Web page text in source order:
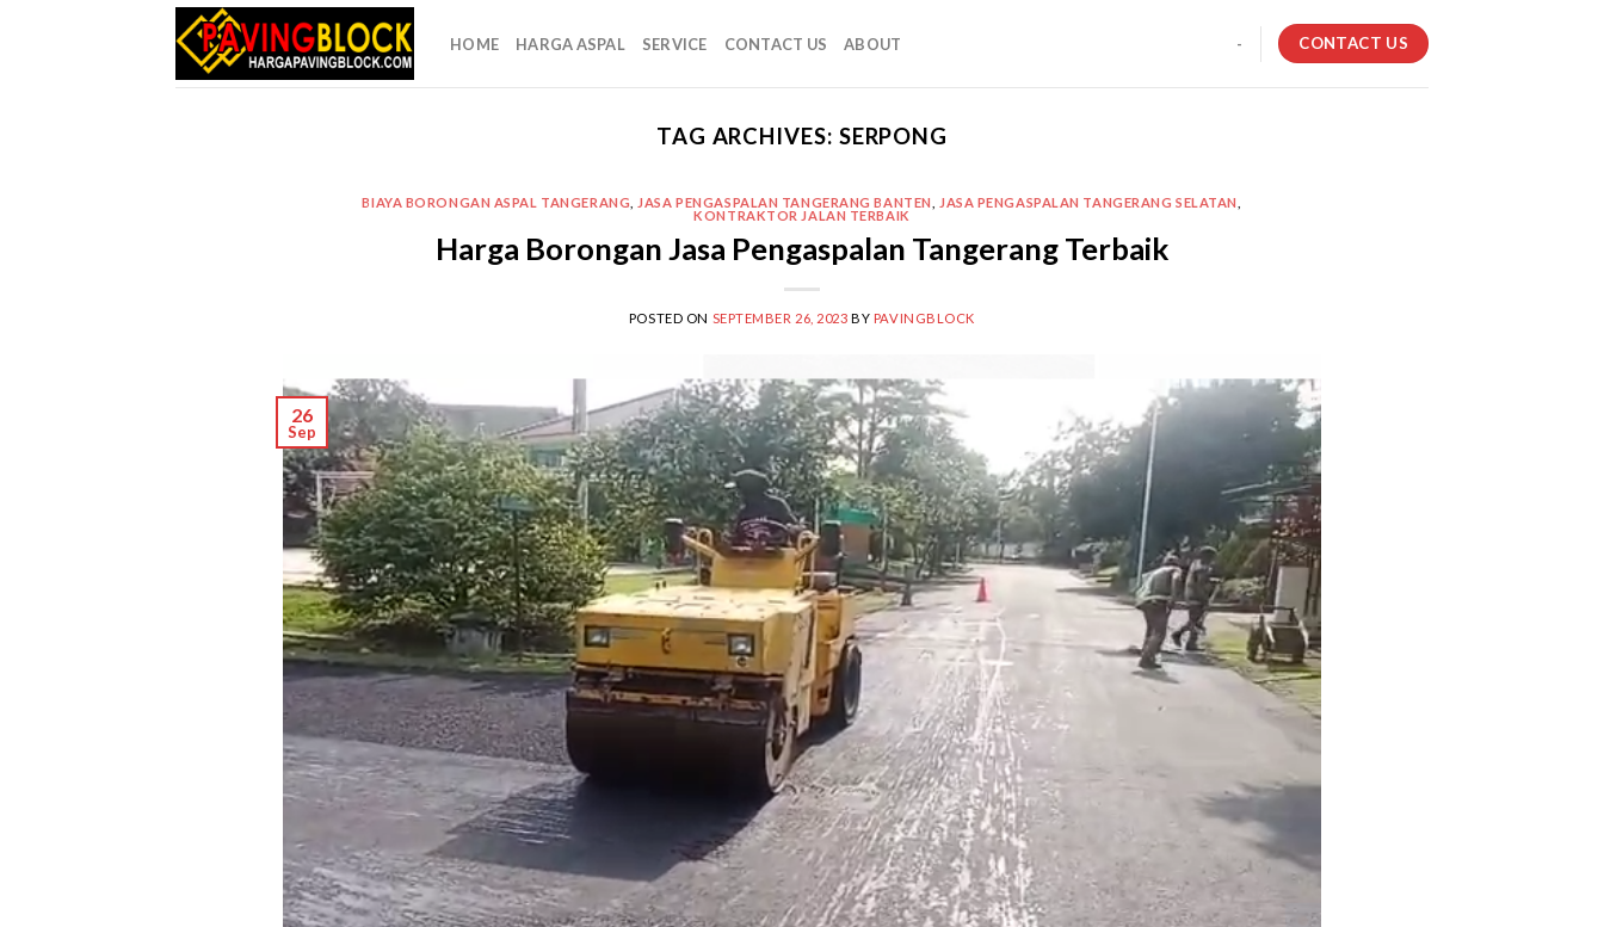
HOME HARGA ASPAL SERVICE CONTACT US ABOUT - CONTACT US
TAG ARCHIVES: SERPONG
BIAYA BORONGAN ASPAL TANGERANG JASA PENGASPALAN TANGERANG BANTEN JASA PENGASPALAN TANGERANG SELATAN
KONTRAKTOR JALAN TERBAIK
Harga Borongan Jasa Pengaspalan Tangerang Terbaik
POSTED ON SEPTEMBER 26, 2023 BY PAVINGBLOCK
26
Sep